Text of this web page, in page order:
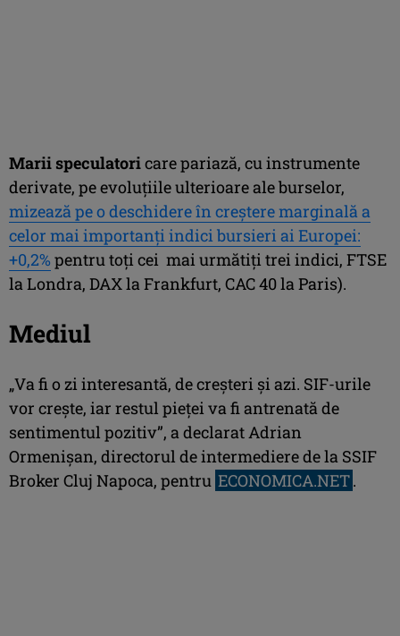
Marii speculatoricare pariază, cu instrumente
derivate, pe evoluţiile ulterioare ale burselor,
mizează pe o deschidere în creştere marginală a
celor mai importanţi indici bursieri ai Europei:
+0,2% pentru toţi cei mai următiţi trei indici, FTSE
la Londra, DAX la Frankfurt, CAC 40 la Paris).
Mediul
„Va fi o zi interesantă, de creşteri şi azi. SIF-urile
vor creşte, iar restul pieţei va fi antrenată de
sentimentul pozitiv”, a declarat Adrian
Ormenişan, directorul de intermediere de la SSIF
Broker Cluj Napoca, pentru ECONOMICA.NET.